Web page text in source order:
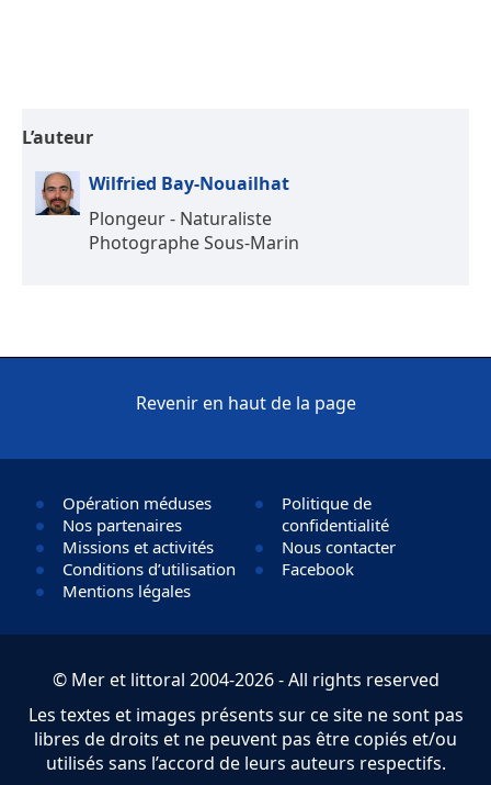
L’auteur
Wilfried Bay-Nouailhat
Plongeur - Naturaliste
Photographe Sous-Marin
Revenir en haut de la page
Opération méduses
Nos partenaires
Missions et activités
Conditions d’utilisation
Mentions légales
Politique de
confidentialité
Nous contacter
Facebook
© Mer et littoral 2004-2026 - All rights reserved
Les textes et images présents sur ce site ne sont pas
libres de droits et ne peuvent pas être copiés et/ou
utilisés sans l’accord de leurs auteurs respectifs.